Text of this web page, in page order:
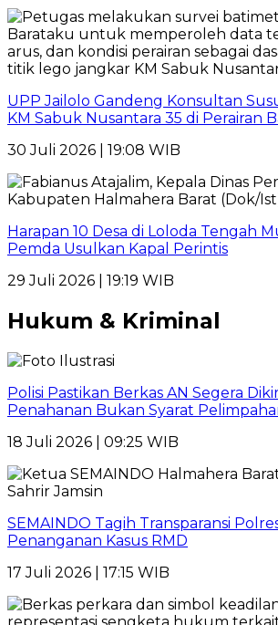
UPP Jailolo Gandeng Konsultan
KM Sabuk Nusantara 35 di Perairan
30 Juli 2026 | 19:08 WIB
Harapan 10 Desa di Loloda Tengah
Pemda Usulkan Kapal Perintis
29 Juli 2026 | 19:19 WIB
Hukum & Kriminal
Polisi Pastikan Berkas AN Segera
Penahanan Bukan Syarat
18 Juli 2026 | 09:25 WIB
SEMAINDO Tagih Transparansi
Penanganan Kasus RMD
17 Juli 2026 | 17:15 WIB